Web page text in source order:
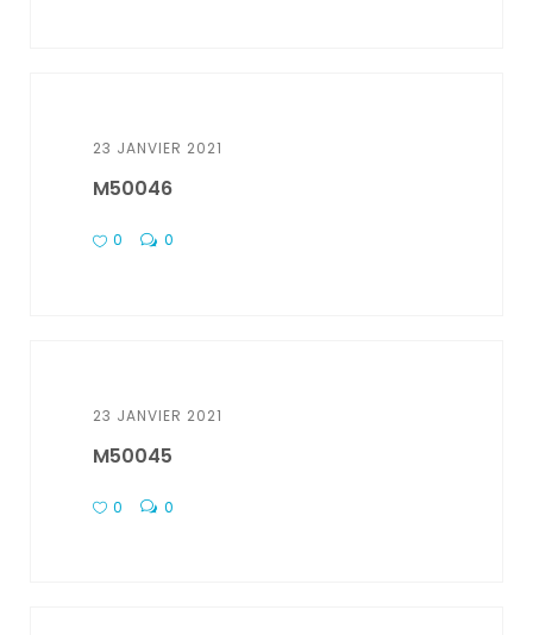
23 JANVIER 2021
M50046
0 0
23 JANVIER 2021
M50045
0 0